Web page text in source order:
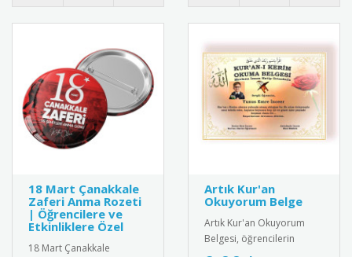
18 Mart Çanakkale
Zaferi Anma Rozeti
| Öğrencilere ve
Etkinliklere Özel
18 Mart Çanakkale
Artık Kur'an
Okuyorum Belge
Artık Kur'an Okuyorum
Belgesi, öğrencilerin
Kur'an okuma becerilerini